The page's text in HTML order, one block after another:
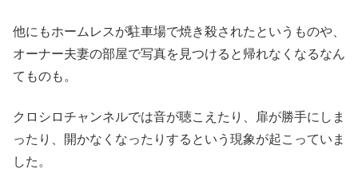
他にもホームレスが駐車場で焼き殺されたというものや、
オーナー夫妻の部屋で写真を見つけると帰れなくなるなん
てものも。
クロシロチャンネルでは音が聴こえたり、扉が勝手にしま
ったり、開かなくなったりするという現象が起こっていま
した。